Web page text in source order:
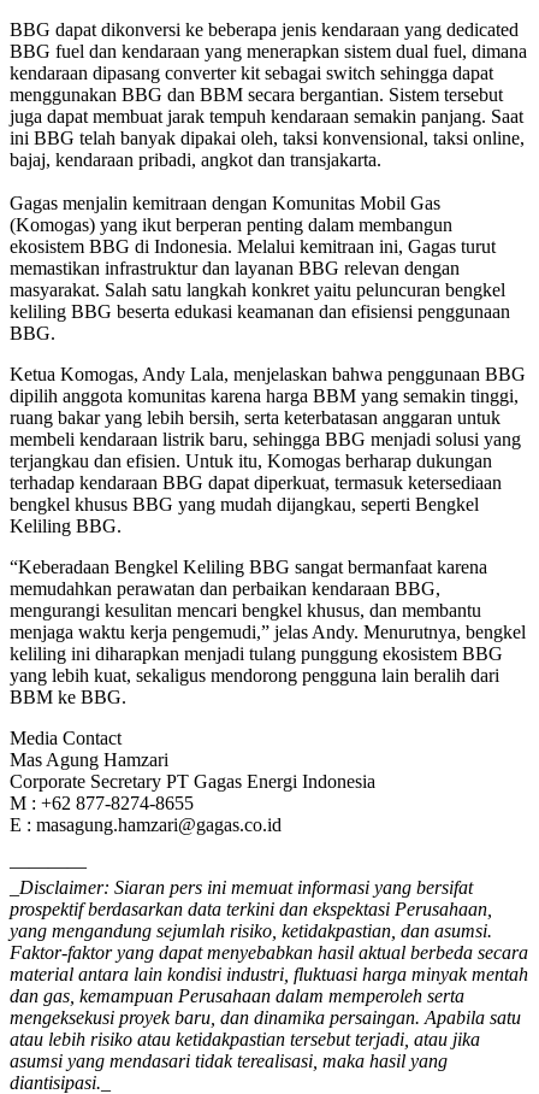
BBG dapat dikonversi ke beberapa jenis kendaraan yang dedicated
BBG fuel dan kendaraan yang menerapkan sistem dual fuel, dimana
kendaraan dipasang converter kit sebagai switch sehingga dapat
menggunakan BBG dan BBM secara bergantian. Sistem tersebut
juga dapat membuat jarak tempuh kendaraan semakin panjang. Saat
ini BBG telah banyak dipakai oleh, taksi konvensional, taksi online,
bajaj, kendaraan pribadi, angkot dan transjakarta.
Gagas menjalin kemitraan dengan Komunitas Mobil Gas
(Komogas) yang ikut berperan penting dalam membangun
ekosistem BBG di Indonesia. Melalui kemitraan ini, Gagas turut
memastikan infrastruktur dan layanan BBG relevan dengan
masyarakat. Salah satu langkah konkret yaitu peluncuran bengkel
keliling BBG beserta edukasi keamanan dan efisiensi penggunaan
BBG.
Ketua Komogas, Andy Lala, menjelaskan bahwa penggunaan BBG
dipilih anggota komunitas karena harga BBM yang semakin tinggi,
ruang bakar yang lebih bersih, serta keterbatasan anggaran untuk
membeli kendaraan listrik baru, sehingga BBG menjadi solusi yang
terjangkau dan efisien. Untuk itu, Komogas berharap dukungan
terhadap kendaraan BBG dapat diperkuat, termasuk ketersediaan
bengkel khusus BBG yang mudah dijangkau, seperti Bengkel
Keliling BBG.
“Keberadaan Bengkel Keliling BBG sangat bermanfaat karena
memudahkan perawatan dan perbaikan kendaraan BBG,
mengurangi kesulitan mencari bengkel khusus, dan membantu
menjaga waktu kerja pengemudi,” jelas Andy. Menurutnya, bengkel
keliling ini diharapkan menjadi tulang punggung ekosistem BBG
yang lebih kuat, sekaligus mendorong pengguna lain beralih dari
BBM ke BBG.
Media Contact
Mas Agung Hamzari
Corporate Secretary PT Gagas Energi Indonesia
M : +62 877-8274-8655
E : masagung.hamzari@gagas.co.id
————
Disclaimer: Siaran pers ini memuat informasi yang bersifat
prospektif berdasarkan data terkini dan ekspektasi Perusahaan,
yang mengandung sejumlah risiko, ketidakpastian, dan asumsi.
Faktor-faktor yang dapat menyebabkan hasil aktual berbeda secara
material antara lain kondisi industri, fluktuasi harga minyak mentah
dan gas, kemampuan Perusahaan dalam memperoleh serta
mengeksekusi proyek baru, dan dinamika persaingan. Apabila satu
atau lebih risiko atau ketidakpastian tersebut terjadi, atau jika
asumsi yang mendasari tidak terealisasi, maka hasil yang
diantisipasi.